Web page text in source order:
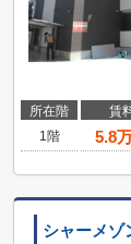
所在階 賃
1階
5.8
シャーメゾ